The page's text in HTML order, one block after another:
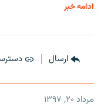
ادامه خبر
ارسال
مرداد ۲۰, ۱۳۹۷